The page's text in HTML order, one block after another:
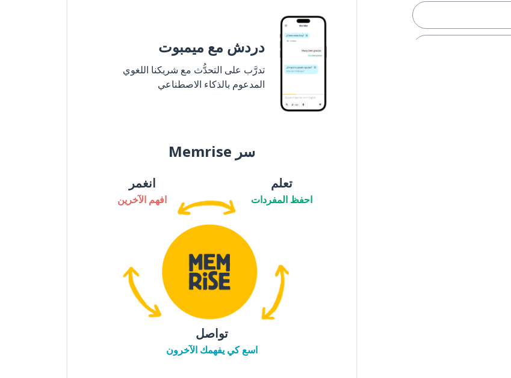
دردش مع ميمبوت
تدرَّب على التحدُّث مع شريكنا اللغوي
المدعوم بالذكاء الاصطناعي
سر Memrise
تعلم
احفظ المفردات
انغمر
افهم الآخرين
تواصل
اسع كي يفهمك الآخرون